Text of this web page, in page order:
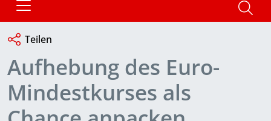
Teilen
Aufhebung des Euro-
Mindestkurses als